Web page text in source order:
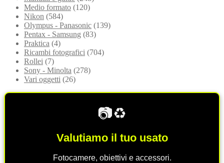
Medio formato (120)
Nikon (584)
Olympus - Panasonic (139)
Pentax - Samsung (83)
Praktica (4)
Ricambi fotografici (704)
Rollei (7)
Sony - Minolta (278)
Vari oggetti (26)
📷♻️
Valutiamo il tuo usato
Fotocamere, obiettivi e accessori.